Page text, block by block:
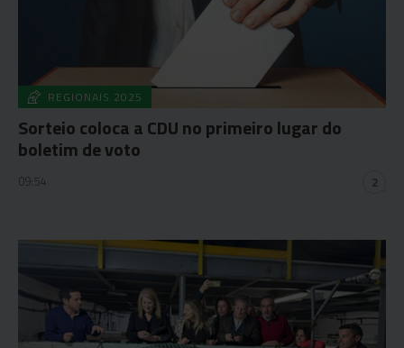
REGIONAIS 2025
Sorteio coloca a CDU no primeiro lugar do
boletim de voto
09:54 2